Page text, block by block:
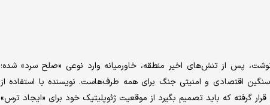
پس از تنش‌های اخیر منطقه، خاورمیانه وارد نوعی «صلح سرد» شده؛
اقتصادی و امنیتی جنگ برای همه طرف‌هاست. نویسنده با استفاده از
گرفته که باید تصمیم بگیرد از موقعیت ژئوپلیتیک خود برای «ایجاد ترس»